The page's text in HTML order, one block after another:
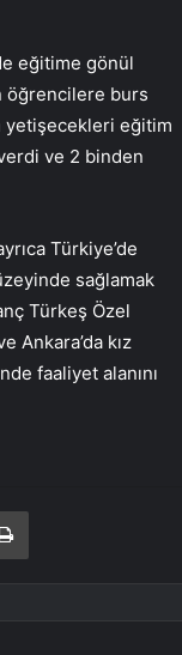
eğitime gönül
öğrencilere burs
yetişecekleri eğitim
ve 2 binden
Türkiye’de
sağlamak
Türkeş Özel
Ankara’da kız
faaliyet alanını
paylaş Yazdır